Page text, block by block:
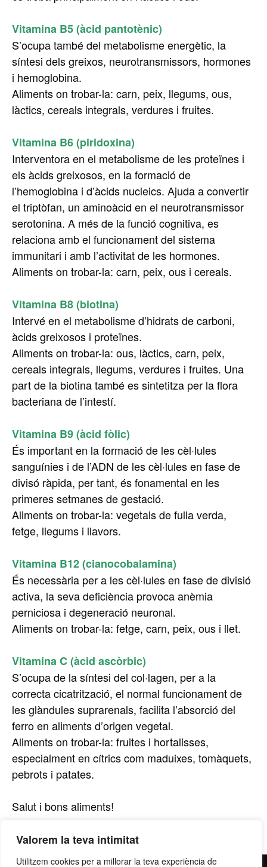
Valorem la teva intimitat
Utilitzem cookies per a millorar la teva experiència de
Vitamina B5 (àcid pantotènic)
S’ocupa també del metabolisme energètic, la
síntesi dels greixos, neurotransmissors, hormones
i hemoglobina.
Aliments on trobar-la: carn, peix, llegums, ous,
làctics, cereals integrals, verdures i fruites.
Vitamina B6 (piridoxina)
Interventora en el metabolisme de les proteïnes i
els àcids greixosos, en la formació de
l’hemoglobina i d’àcids nucleics. Ajuda a convertir
el triptòfan, un aminoàcid en el neurotransmissor
serotonina. A més de la funció cognitiva, es
relaciona amb el funcionament del sistema
immunitari i amb l’activitat de les hormones.
Aliments on trobar-la: carn, peix, ous i cereals.
Vitamina B8 (biotina)
Intervé en el metabolisme d’hidrats de carboni,
àcids greixosos i proteïnes.
Aliments on trobar-la: ous, làctics, carn, peix,
cereals integrals, llegums, verdures i fruites. Una
part de la biotina també es sintetitza per la flora
bacteriana de l’intestí.
Vitamina B9 (àcid fòlic)
És important en la formació de les cèl·lules
sanguínies i de l’ADN de les cèl·lules en fase de
divisó ràpida, per tant, és fonamental en les
primeres setmanes de gestació.
Aliments on trobar-la: vegetals de fulla verda,
fetge, llegums i llavors.
Vitamina B12 (cianocobalamina)
És necessària per a les cèl·lules en fase de divisió
activa, la seva deficiència provoca anèmia
perniciosa i degeneració neuronal.
Aliments on trobar-la: fetge, carn, peix, ous i llet.
Vitamina C (àcid ascòrbic)
S’ocupa de la síntesi del col·lagen, per a la
correcta cicatrització, el normal funcionament de
les glàndules suprarenals, facilita l’absorció del
ferro en aliments d’origen vegetal.
Aliments on trobar-la: fruites i hortalisses,
especialment en cítrics com maduixes, tomàquets,
pebrots i patates.
Salut i bons aliments!